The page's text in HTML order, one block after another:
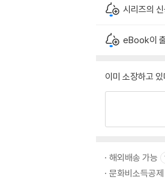
시리즈의
eBook이
이미 소장하고
해외배송 가능
문화비소득공